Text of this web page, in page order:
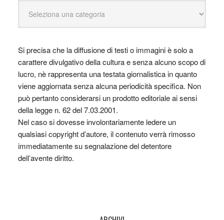
Si precisa che la diffusione di testi o immagini è solo a
carattere divulgativo della cultura e senza alcuno scopo di
lucro, nè rappresenta una testata giornalistica in quanto
viene aggiornata senza alcuna periodicità specifica. Non
può pertanto considerarsi un prodotto editoriale ai sensi
della legge n. 62 del 7.03.2001.
Nel caso si dovesse involontariamente ledere un
qualsiasi copyright d’autore, il contenuto verrà rimosso
immediatamente su segnalazione del detentore
dell’avente diritto.